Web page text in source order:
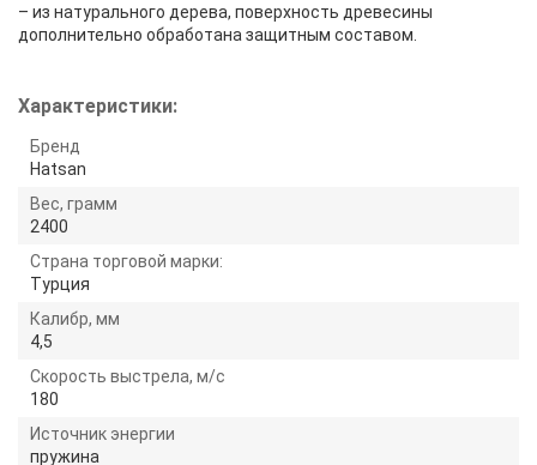
– из натурального дерева, поверхность древесины
дополнительно обработана защитным составом.
Характеристики:
Бренд
Hatsan
Вес, грамм
2400
Страна торговой марки:
Турция
Калибр, мм
4,5
Скорость выстрела, м/с
180
Источник энергии
пружина